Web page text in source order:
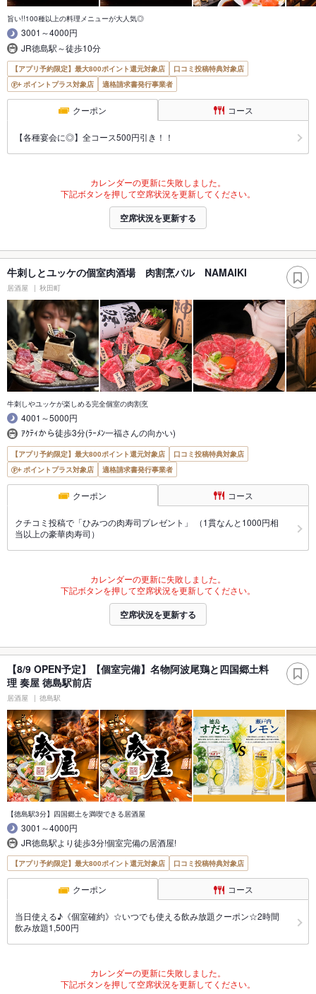
旨い!!100種以上の料理メニューが大人気◎
3001～4000円
JR徳島駅～徒歩10分
【アプリ予約限定】最大800ポイント還元対象店
口コミ投稿特典対象店
ポイントプラス対象店
適格請求書発行事業者
クーポン コース
【各種宴会に◎】全コース500円引き！！
カレンダーの更新に失敗しました。
下記ボタンを押して空席状況を更新してください。
空席状況を更新する
牛刺しとユッケの個室肉酒場 肉割烹バル NAMAIKI
居酒屋 秋田町
牛刺しやユッケが楽しめる完全個室の肉割烹
4001～5000円
ｱｸﾃｨから徒歩3分(ﾗｰﾒﾝ一福さんの向かい)
【アプリ予約限定】最大800ポイント還元対象店
口コミ投稿特典対象店
ポイントプラス対象店
適格請求書発行事業者
クーポン コース
クチコミ投稿で「ひみつの肉寿司プレゼント」 （1貫なんと1000円相
当以上の豪華肉寿司）
カレンダーの更新に失敗しました。
下記ボタンを押して空席状況を更新してください。
空席状況を更新する
【8/9 OPEN予定】【個室完備】名物阿波尾鶏と四国郷土料
理 奏屋 徳島駅前店
居酒屋 徳島駅
【徳島駅3分】四国郷土を満喫できる居酒屋
3001～4000円
JR徳島駅より徒歩3分!個室完備の居酒屋!
【アプリ予約限定】最大800ポイント還元対象店 口コミ投稿特典対象店
クーポン コース
当日使える♪《個室確約》☆いつでも使える飲み放題クーポン☆2時間
飲み放題1,500円
カレンダーの更新に失敗しました。
下記ボタンを押して空席状況を更新してください。